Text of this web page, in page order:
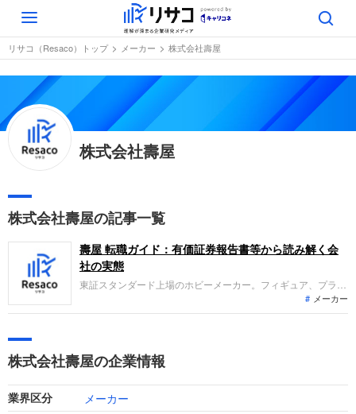
Toggle
navigation
リサコ（Resaco）トップ メーカー 株式会社壽屋
株式会社壽屋
株式会社壽屋の記事一覧
壽屋 転職ガイド：有価証券報告書等から読み解く会
社の実態
東証スタンダード上場のホビーメーカー。フィギュア、プラモ
デル、雑貨等の企画・製造・販売を主力とし、製販一体型のビ
ジネスモデルを展開しています。2025年6月期の業績は、売上
メーカー
株式会社壽屋の企業情報
業界区分 メーカー